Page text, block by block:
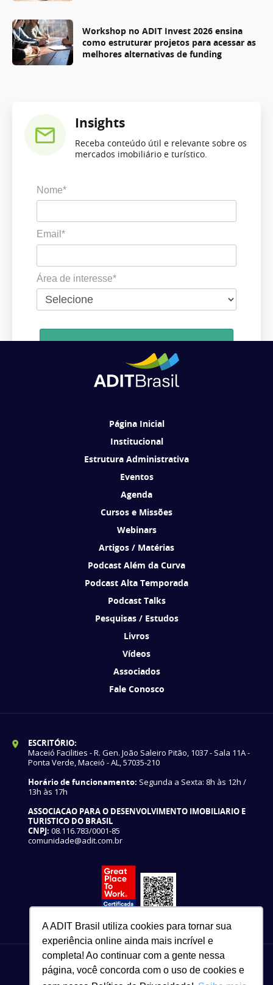
A ADIT Brasil utiliza cookies para tornar sua
experiência online ainda mais incrível e
completa! Ao continuar com a gente nessa
página, você concorda com o uso de cookies e
Workshop no ADIT Invest 2026 ensina
como estruturar projetos para acessar as
melhores alternativas de funding
Insights
Receba conteúdo útil e relevante sobre os
mercados imobiliário e turístico.
Nome*
Email*
Área de interesse*
Ao se cadastrar, você concorda em receber comunicações da ADIT
Página Inicial
Institucional
Estrutura Administrativa
Eventos
Agenda
Cursos e Missões
Webinars
Artigos / Matérias
Podcast Além da Curva
Podcast Alta Temporada
Podcast Talks
Pesquisas / Estudos
Livros
Vídeos
Associados
Fale Conosco
ESCRITÓRIO:
Maceió Facilities - R. Gen. João Saleiro Pitão, 1037 - Sala 11A -
Ponta Verde, Maceió - AL, 57035-210
Horário de funcionamento: Segunda a Sexta: 8h às 12h /
13h às 17h
ASSOCIACAO PARA O DESENVOLVIMENTO IMOBILIARIO E
TURISTICO DO BRASIL
CNPJ: 08.116.783/0001-85
comunidade@adit.com.br